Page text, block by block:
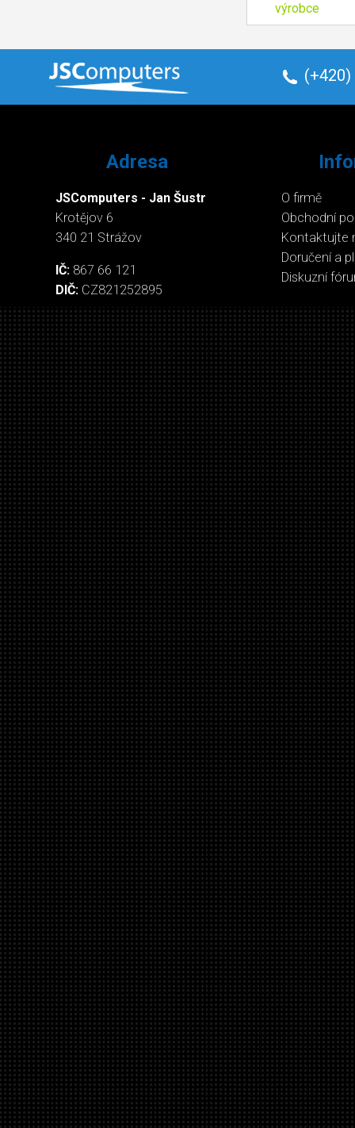
výrobce
(+420)
Adresa
JSComputers - Jan Šustr
Krotějov 6
340 21 Strážov
IČ: 867 66 121
DIČ: CZ821252895
O firmě
Obchodní
Kontaktujte
Doručení a
Diskuzní